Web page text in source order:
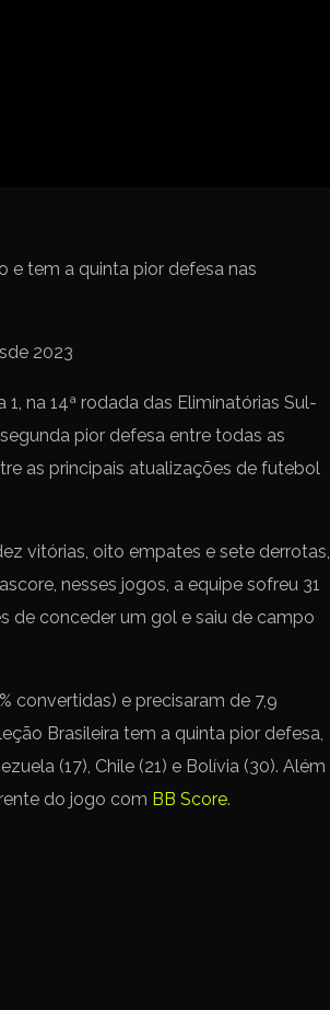
e tem a quinta pior defesa nas
na 14ª rodada das Eliminatórias Sul-
pior defesa entre todas as
as principais atualizações de futebol
vitórias, oito empates e sete derrotas,
nesses jogos, a equipe sofreu 31
de conceder um gol e saiu de campo
convertidas) e precisaram de 7,9
Brasileira tem a quinta pior defesa,
(17), Chile (21) e Bolívia (30). Além
do jogo com BB Score.